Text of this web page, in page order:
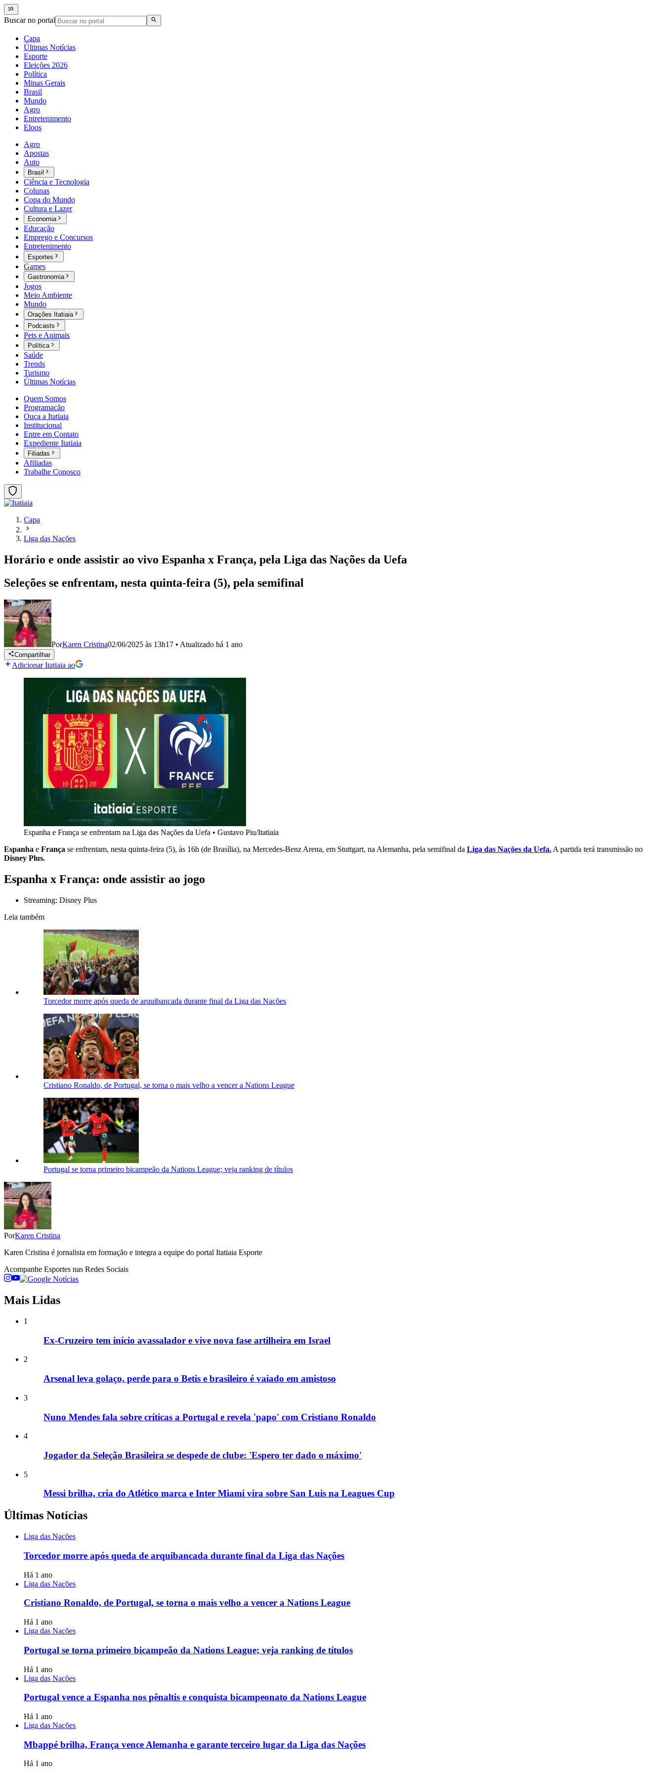
Buscar no portal
Capa
Últimas Notícias
Esporte
Eleições 2026
Política
Minas Gerais
Brasil
Mundo
Agro
Entretenimento
Eloos
Agro
Apostas
Auto
Brasil
Ciência e Tecnologia
Colunas
Copa do Mundo
Cultura e Lazer
Economia
Educação
Emprego e Concursos
Entretenimento
Esportes
Games
Gastronomia
Jogos
Meio Ambiente
Mundo
Orações Itatiaia
Podcasts
Pets e Animais
Política
Saúde
Trends
Turismo
Últimas Notícias
Quem Somos
Programação
Ouça a Itatiaia
Institucional
Entre em Contato
Expediente Itatiaia
Filiadas
Afiliadas
Trabalhe Conosco
Capa
Liga das Nações
Horário e onde assistir ao vivo Espanha x França, pela Liga das Nações da Uefa
Seleções se enfrentam, nesta quinta-feira (5), pela semifinal
PorKaren Cristina02/06/2025 às 13h17 • Atualizado há 1 ano
Compartilhar
Adicionar Itatiaia ao
Espanha e França se enfrentam na Liga das Nações da Uefa • Gustavo Piu/Itatiaia
Espanha e França se enfrentam, nesta quinta-feira (5), às 16h (de Brasília), na Mercedes-Benz Arena, em Stuttgart, na Alemanha, pela semifinal da Liga das Nações da Uefa. A partida terá transmissão no
Disney Plus.
Espanha x França: onde assistir ao jogo
Streaming: Disney Plus
Leia também
Torcedor morre após queda de arquibancada durante final da Liga das Nações
Cristiano Ronaldo, de Portugal, se torna o mais velho a vencer a Nations League
Portugal se torna primeiro bicampeão da Nations League; veja ranking de títulos
PorKaren Cristina
Karen Cristina é jornalista em formação e integra a equipe do portal Itatiaia Esporte
Acompanhe Esportes nas Redes Sociais
Mais Lidas
1
Ex-Cruzeiro tem início avassalador e vive nova fase artilheira em Israel
2
Arsenal leva golaço, perde para o Betis e brasileiro é vaiado em amistoso
3
Nuno Mendes fala sobre críticas a Portugal e revela 'papo' com Cristiano Ronaldo
4
Jogador da Seleção Brasileira se despede de clube: 'Espero ter dado o máximo'
5
Messi brilha, cria do Atlético marca e Inter Miami vira sobre San Luis na Leagues Cup
Últimas Notícias
Liga das Nações
Torcedor morre após queda de arquibancada durante final da Liga das Nações
Há 1 ano
Liga das Nações
Cristiano Ronaldo, de Portugal, se torna o mais velho a vencer a Nations League
Há 1 ano
Liga das Nações
Portugal se torna primeiro bicampeão da Nations League; veja ranking de títulos
Há 1 ano
Liga das Nações
Portugal vence a Espanha nos pênaltis e conquista bicampeonato da Nations League
Há 1 ano
Liga das Nações
Mbappé brilha, França vence Alemanha e garante terceiro lugar da Liga das Nações
Há 1 ano